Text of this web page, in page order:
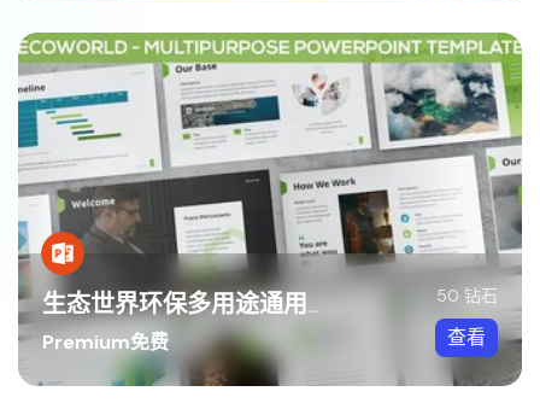
生态世界环保多用途通用PPT模板
Premium免费
50 钻石
查看